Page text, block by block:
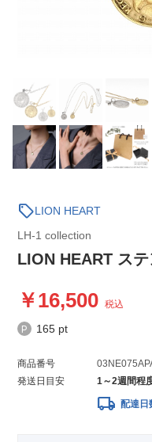
sellLION HEART
LH-1 collection
LION HEART ス
16,500 税込
165 pt
商品番号
発送日目安
1～2週間程
local_shipping 配達日